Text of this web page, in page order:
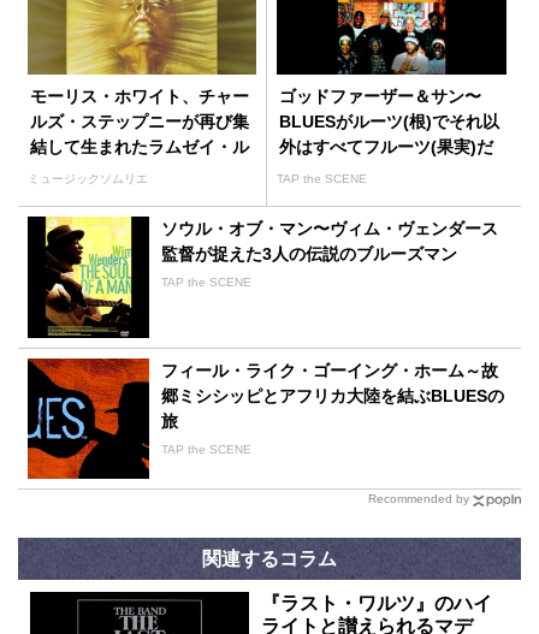
モーリス・ホワイト、チャー
ルズ・ステップニーが再び集
結して生まれたラムゼイ・ル
イスのヒット曲「太陽の女
ミュージックソムリエ
ゴッドファーザー＆サン〜
BLUESがルーツ(根)でそれ以
外はすべてフルーツ(果実)だ
TAP the SCENE
ソウル・オブ・マン〜ヴィム・ヴェンダース
監督が捉えた3人の伝説のブルーズマン
TAP the SCENE
フィール・ライク・ゴーイング・ホーム～故
郷ミシシッピとアフリカ大陸を結ぶBLUESの
旅
TAP the SCENE
Recommended by
関連するコラム
『ラスト・ワルツ』のハイ
ライトと讃えられるマデ